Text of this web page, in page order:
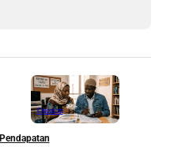
Opinion
Pendapatan